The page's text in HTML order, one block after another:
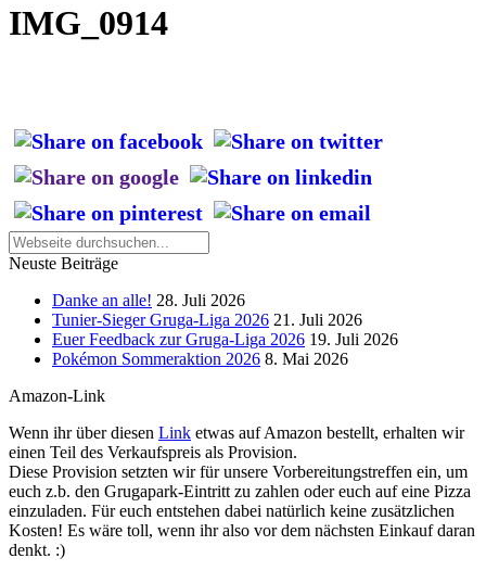
IMG_0914
Neuste Beiträge
Danke an alle! 28. Juli 2026
Tunier-Sieger Gruga-Liga 2026 21. Juli 2026
Euer Feedback zur Gruga-Liga 2026 19. Juli 2026
Pokémon Sommeraktion 2026 8. Mai 2026
Amazon-Link
Wenn ihr über diesen Link etwas auf Amazon bestellt, erhalten wir
einen Teil des Verkaufspreis als Provision.
Diese Provision setzten wir für unsere Vorbereitungstreffen ein, um
euch z.b. den Grugapark-Eintritt zu zahlen oder euch auf eine Pizza
einzuladen. Für euch entstehen dabei natürlich keine zusätzlichen
Kosten! Es wäre toll, wenn ihr also vor dem nächsten Einkauf daran
denkt. :)